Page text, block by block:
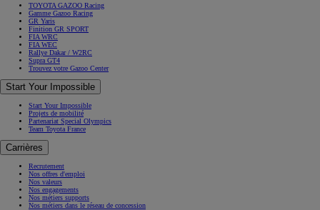
TOYOTA GAZOO Racing
Gamme Gazoo Racing
GR Yaris
Finition GR SPORT
FIA WRC
FIA WEC
Rallye Dakar / W2RC
Supra GT4
Trouvez votre Gazoo Center
Start Your Impossible
Start Your Impossible
Projets de mobilité
Partenariat Special Olympics
Team Toyota France
Carrières
Recrutement
Nos offres d'emploi
Nos valeurs
Nos engagements
Nos métiers supports
Nos métiers dans le réseau de concession